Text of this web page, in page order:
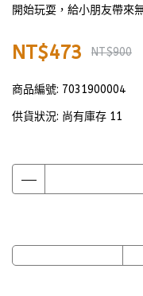
開始玩耍，給小朋友帶來
NT$473 NT$900
商品編號: 7031900004
供貨狀況: 尚有庫存 11